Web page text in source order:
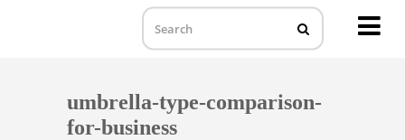
umbrella-type-comparison-
for-business